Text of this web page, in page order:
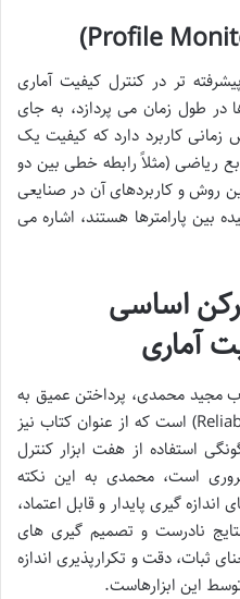
تر در کنترل کیفیت آماری
در طول زمان می پردازد، به جای
زمانی کاربرد دارد که کیفیت یک
ریاضی (مثلاً رابطه خطی بین دو
روش و کاربردهای آن در صنایعی
بین پارامترها هستند، اشاره می
رکن اساسی
آماری
مجید محمدی، پرداختن عمیق به
(Reliability of Tools) است که از عنوان کتاب نیز
استفاده از هفت ابزار کنترل
است، محمدی به این نکته
اندازه گیری پایدار و قابل اعتماد،
نادرست و تصمیم گیری های
ثبات، دقت و تکرارپذیری اندازه
این ابزارهاست.